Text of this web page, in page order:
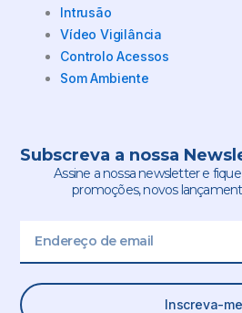
Intrusão
Vídeo Vigilância
Controlo Acessos
Som Ambiente
Subscreva a nossa
Assine a nossa newsletter e
promoções, novos
Inscreva-me